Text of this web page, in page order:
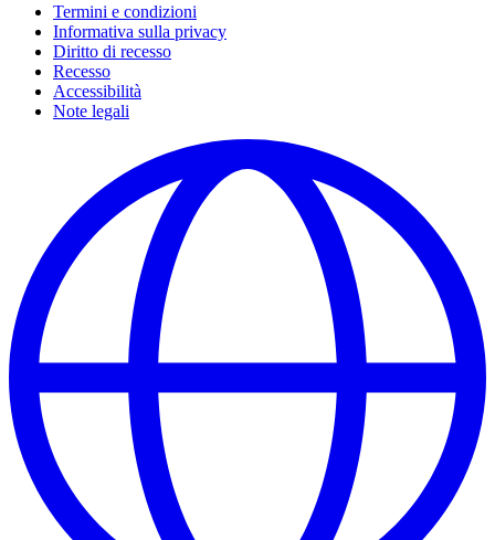
Termini e condizioni
Informativa sulla privacy
Diritto di recesso
Recesso
Accessibilità
Note legali